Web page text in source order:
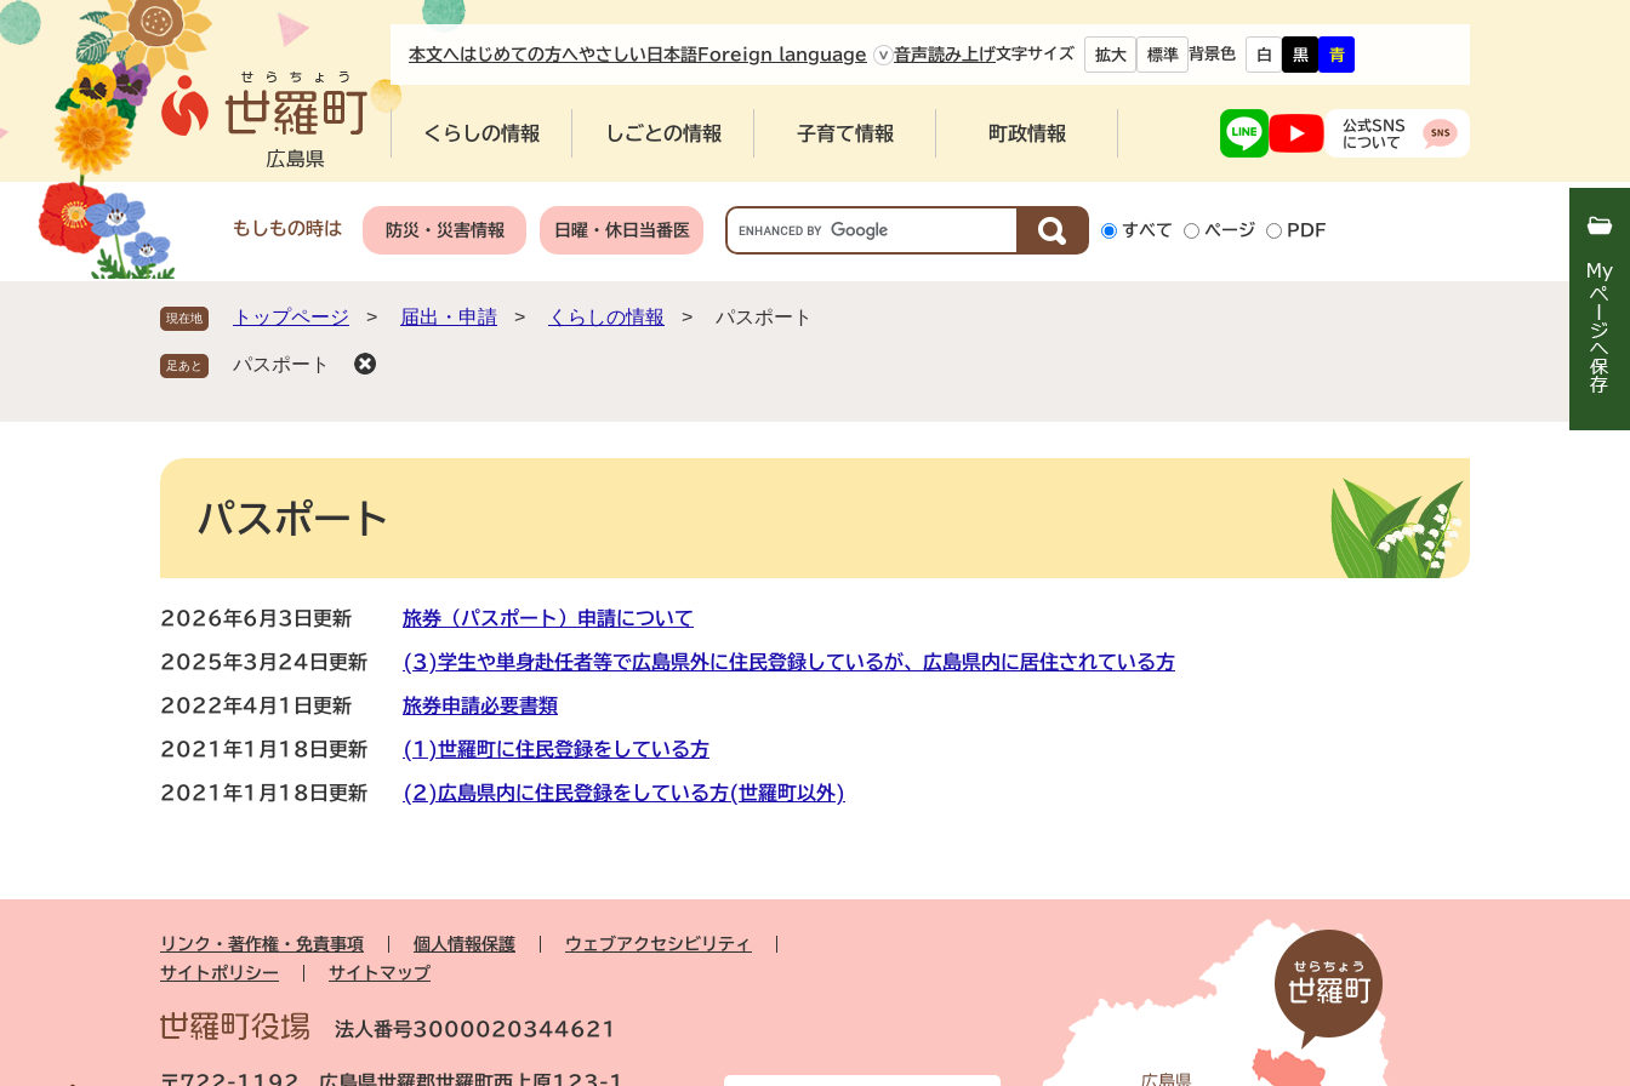
ペ
ー
先
メ
ニ
を
本文へはじめての方へやさしい日本語 Foreign language 音声読み上げ文字サイズ 拡大 標準 背景色 白 黒 青
くらしの情報 しごとの情報 子育て情報 町政情報
公式SNS
について
もしもの時は 防災・災害情報 日曜・休日当番医
G
o
l
ム
すべて ページ PDF
現在地 トップページ > 届出・申請 > くらしの情報 > パスポート
パスポート
本
パスポート
2026年6月3日更新 旅券（パスポート）申請について
2025年3月24日更新 (3)学生や単身赴任者等で広島県外に住民登録しているが、広島県内に居住されている方
2022年4月1日更新 旅券申請必要書類
2021年1月18日更新 (1)世羅町に住民登録をしている方
2021年1月18日更新 (2)広島県内に住民登録をしている方(世羅町以外)
リンク・著作権・免責事項 個人情報保護
ウェブアクセシビリティ
サイトポリシー
サイトマップ
法人番号3000020344621